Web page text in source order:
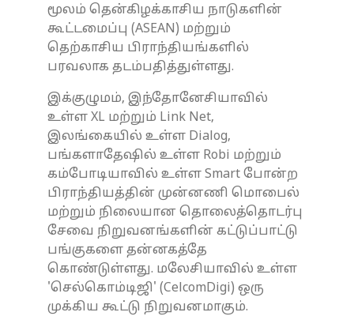
மூலம் தென்கிழக்காசிய நாடுகளின்
கூட்டமைப்பு (ASEAN) மற்றும்
தெற்காசிய பிராந்தியங்களில்
பரவலாக தடம்பதித்துள்ளது.
இக்குழுமம், இந்தோனேசியாவில்
உள்ள XL மற்றும் Link Net,
இலங்கையில் உள்ள Dialog,
பங்களாதேஷில் உள்ள Robi மற்றும்
கம்போடியாவில் உள்ள Smart போன்ற
பிராந்தியத்தின் முன்னணி மொபைல்
மற்றும் நிலையான தொலைத்தொடர்பு
சேவை நிறுவனங்களின் கட்டுப்பாட்டு
பங்குகளை தன்னகத்தே
கொண்டுள்ளது. மலேசியாவில் உள்ள
'செல்கொம்டிஜி' (CelcomDigi) ஒரு
முக்கிய கூட்டு நிறுவனமாகும்.